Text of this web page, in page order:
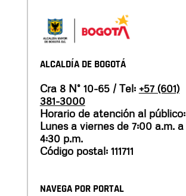
ALCALDÍA DE BOGOTÁ
Cra 8 N° 10-65 / Tel: +57 (601)
381-3000
Horario de atención al público:
Lunes a viernes de 7:00 a.m. a
4:30 p.m.
Código postal: 111711
NAVEGA POR PORTAL